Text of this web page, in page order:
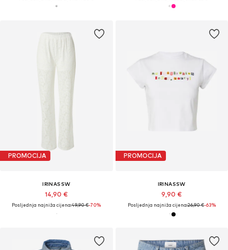
PROMOCIJA
IRINASSW
14,90 €
Posljednja najniža cijena:49,90 €-70%
PROMOCIJA
IRINASSW
9,90 €
Posljednja najniža cijena:26,90 €-63%